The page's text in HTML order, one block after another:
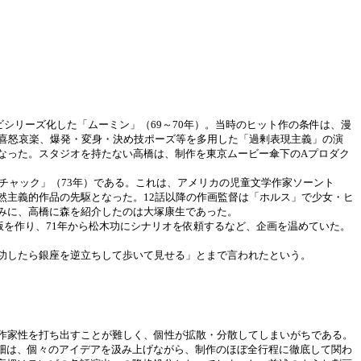
リーズ化した「ムーミン」（69～70年）。当時のヒット作の条件は、漫
哀楽、爆発・変身・決め技ポーズ等を多用した「過剰表現主義」の演
た。スタジオを持たない高橋は、制作を東京ムービー傘下のAプロダク
ック」（73年）である。これは、アメリカの児童文学作家ソーント
義的作品の先駆となった。12話以降の作画監督は「ホルス」で少女・ヒ
、高橋に森を紹介したのは大塚康生であった。
り、71年から松木功にシナリオを依頼するなど、企画を温めていた。
たら銀座を逆立ちして歩いて見せる」とまで言われたという。
を打ち出すことが難しく、個性が拡散・分散してしまいがちである。
、個々のアイデアを汲み上げながら、制作のほぼ全行程に徹底して関わ